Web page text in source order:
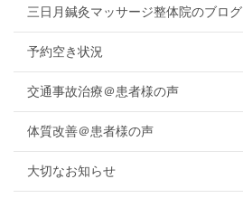
三日月鍼灸マッサージ整体院のブログ
予約空き状況
交通事故治療＠患者様の声
体質改善＠患者様の声
大切なお知らせ